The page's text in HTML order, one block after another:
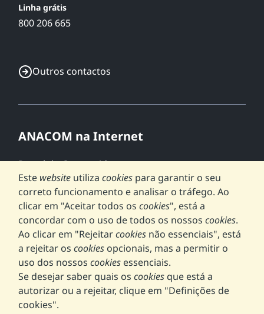
Linha grátis
800 206 665
Outros contactos
ANACOM na Internet
Portal do Consumidor
GEO.ANACOM
NET.mede
Portal 5G
Perguntas frequentes
Acessibilidade
Termos e Condições
Este website utiliza cookies para garantir o seu
correto funcionamento e analisar o tráfego. Ao
clicar em "Aceitar todos os cookies", está a
concordar com o uso de todos os nossos cookies.
Ao clicar em "Rejeitarcookies não essenciais", está
a rejeitar os cookies opcionais, mas a permitir o
uso dos nossos cookies essenciais.
Se desejar saber quais os cookies que está a
autorizar ou a rejeitar, clique em "Definições de
cookies".